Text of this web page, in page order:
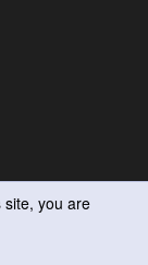
site, you are